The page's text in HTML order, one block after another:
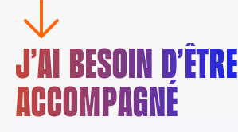
J’AI BESOIN D’ÊTRE
ACCOMPAGNÉ